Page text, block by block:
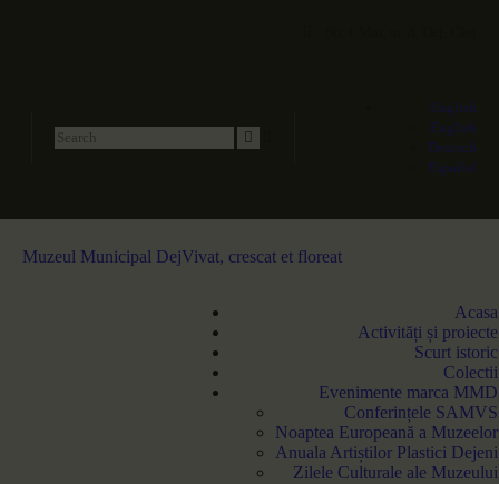
English
English
Deutsch
Español
Muzeul Municipal DejVivat, crescat et floreat
Acasa
Activități și proiecte
Scurt istoric
Colectii
Evenimente marca MMD
Conferințele SAMVS
Noaptea Europeană a Muzeelor
Anuala Artiștilor Plastici Dejeni
Zilele Culturale ale Muzeului